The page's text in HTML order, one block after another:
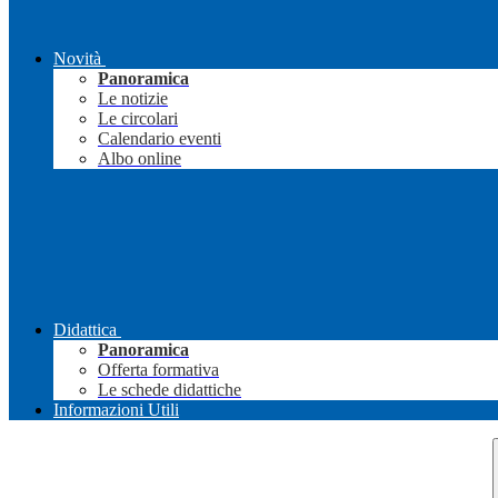
Novità
Panoramica
Le notizie
Le circolari
Calendario eventi
Albo online
Didattica
Panoramica
Offerta formativa
Le schede didattiche
Informazioni Utili